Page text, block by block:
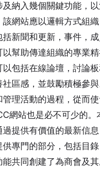
及納入幾個關鍵功能，
網站應以邏輯方式組
新聞和更新，事件，
幫助傳達組織的專業
包括在線論壇，討論
區感，並鼓勵積極參
理活動的過程，從而
網站也是必不可少的
提供有價值的最新信
專門的部分，包括目
共同創建了為商會及